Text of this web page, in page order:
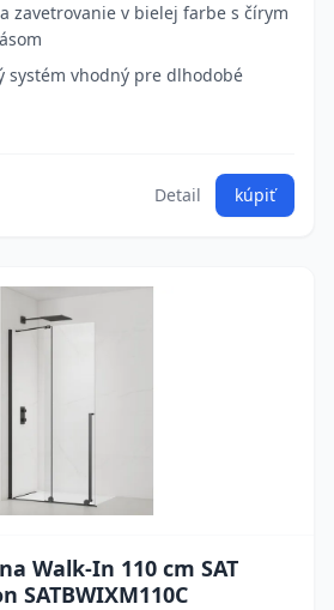
zavetrovanie v bielej farbe s čírym
systém vhodný pre dlhodobé
Detail kúpiť
Walk-In 110 cm SAT
SATBWIXM110C